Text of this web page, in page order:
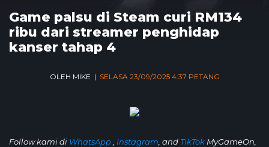
Game palsu di Steam curi RM134
ribu dari streamer penghidap
kanser tahap 4
OLEH MIKE | SELASA 23/09/2025 4:37 PETANG
Follow kami di WhatsApp Instagram , and TikTok MyGameOn,